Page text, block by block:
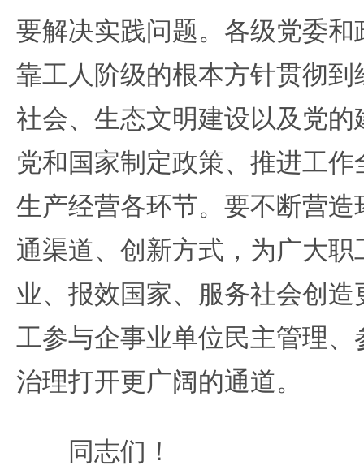
要解决实践问题。各级党委
靠工人阶级的根本方针贯彻
社会、生态文明建设以及党
党和国家制定政策、推进工
生产经营各环节。要不断营
通渠道、创新方式，为广大
业、报效国家、服务社会创
工参与企事业单位民主管理
治理打开更广阔的通道。
同志们！